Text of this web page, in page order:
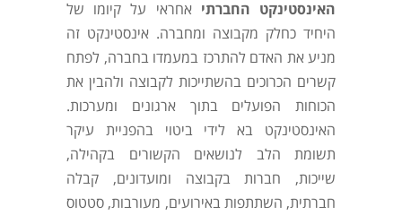
האינסטינקט החברתי אחראי על קיומו של
היחיד כחלק מקבוצה ומחברה. אינסטינקט זה
מניע את האדם להתרכז במעמדו בחברה, לפתח
קשרים הכרוכים בהשתייכות לקבוצה ולהבין את
הכוחות הפועלים בתוך ארגונים ומערכות.
האינסטינקט בא לידי ביטוי בהפניית עיקר
תשומת הלב לנושאים הקשורים בקהילה,
שייכות, חברות בקבוצה ומועדונים, קבלה
חברתית, השתתפות באירועים, מעורבות, סטטוס